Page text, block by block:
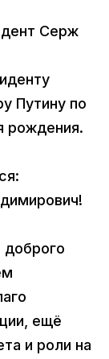
Серж
Путину по
рождения.
ещё
и роли на